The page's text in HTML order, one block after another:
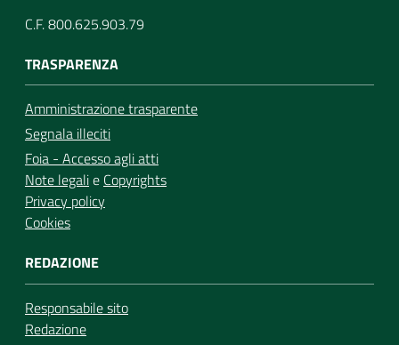
C.F. 800.625.903.79
TRASPARENZA
Amministrazione trasparente
Segnala illeciti
Foia - Accesso agli atti
Note legalie Copyrights
Privacy policy
Cookies
REDAZIONE
Responsabile sito
Redazione